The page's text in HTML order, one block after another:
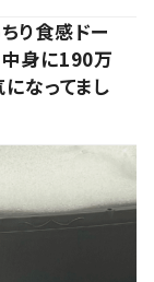
り食感ドー
身に190万
になってまし